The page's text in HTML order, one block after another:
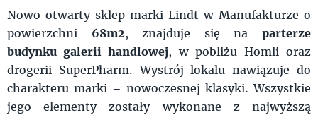
Nowo otwarty sklep marki Lindt w Manufakturze o
powierzchni 68m2, znajduje się naparterze
budynku galerii handlowej, w pobliżu Homli oraz
drogerii SuperPharm. Wystrój lokalu nawiązuje do
charakteru marki – nowoczesnej klasyki. Wszystkie
jego elementy zostały wykonane z najwyższą